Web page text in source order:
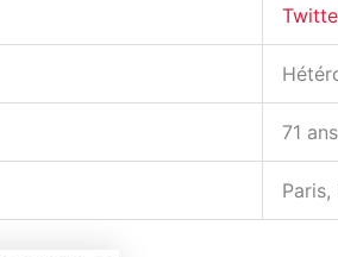
71 ans
Paris,